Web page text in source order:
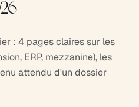
: 4 pages claires sur les
ERP, mezzanine), les
attendu d'un dossier